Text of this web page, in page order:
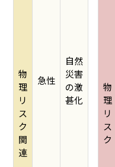
物
理
リ
ス
ク
関
連
急性
自然
災害
の激
甚化
物
理
リ
ス
ク